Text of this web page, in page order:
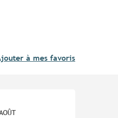
aux favoris
à mes favoris